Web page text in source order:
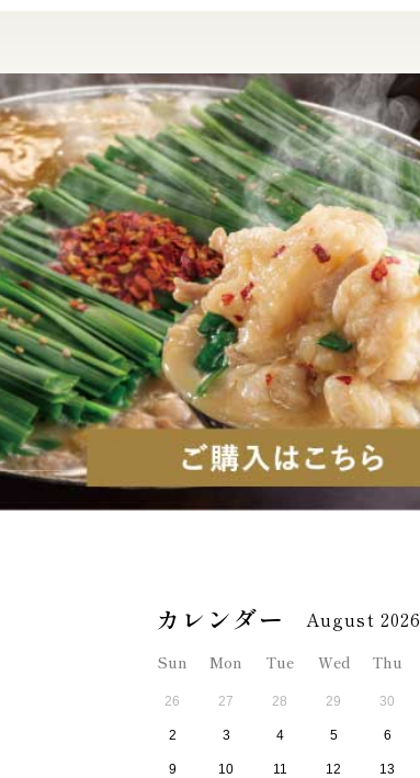
August 2026
Sun Mon Tue Wed Thu
26 27 28 29 30
2 3 4 5 6
9 10 11 12 13